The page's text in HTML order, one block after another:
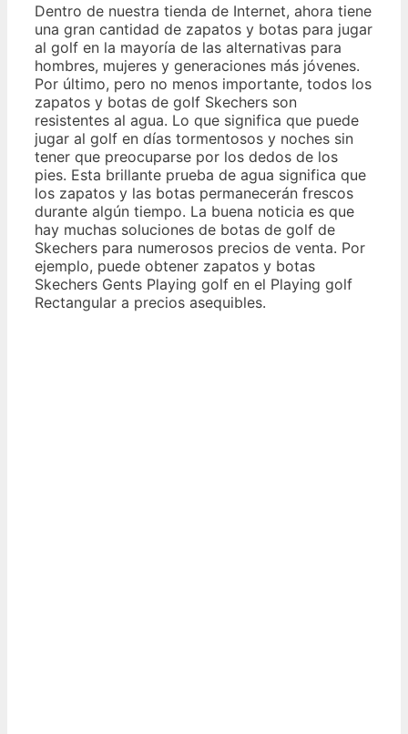
Dentro de nuestra tienda de Internet, ahora tiene
una gran cantidad de zapatos y botas para jugar
al golf en la mayoría de las alternativas para
hombres, mujeres y generaciones más jóvenes.
Por último, pero no menos importante, todos los
zapatos y botas de golf Skechers son
resistentes al agua. Lo que significa que puede
jugar al golf en días tormentosos y noches sin
tener que preocuparse por los dedos de los
pies. Esta brillante prueba de agua significa que
los zapatos y las botas permanecerán frescos
durante algún tiempo. La buena noticia es que
hay muchas soluciones de botas de golf de
Skechers para numerosos precios de venta. Por
ejemplo, puede obtener zapatos y botas
Skechers Gents Playing golf en el Playing golf
Rectangular a precios asequibles.